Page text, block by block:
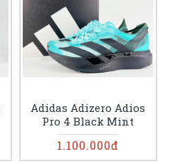
Adidas Adizero Adios
Pro 4 Black Mint
1.100.000đ